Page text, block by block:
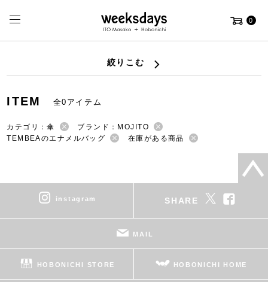
0
絞りこむ
ITEM 全0アイテム
カテゴリ：傘
ブランド：MOJITO
TEMBEAのエナメルバッグ
在庫がある商品
instagram SHARE
MAIL
HOBONICHI STORE HOBONICHI HOME